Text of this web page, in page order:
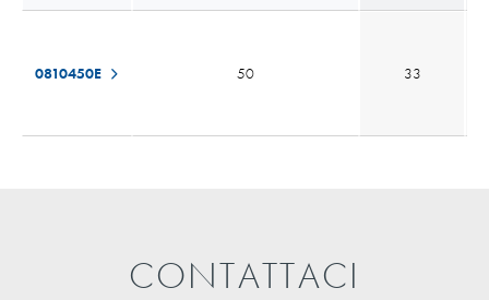
0810450E 50 33
CONTATTACI